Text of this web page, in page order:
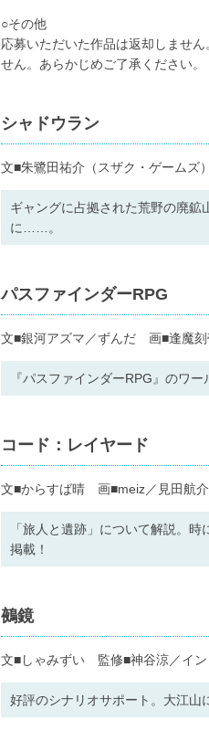
○その他
応募いただいた作品は返却しませ
せん。あらかじめご了承ください。
シャドウラン
文■朱鷺田祐介（スザク・ゲームズ
ギャングに占拠された荒野の廃鉱
に……。
パスファインダーRPG
文■銀河アズマ／ずんだ 画■逢魔刻
『パスファインダーRPG』のワ
コード：レイヤード
文■からすば晴 画■meiz／見田航介
「旅人と遺跡」について解説。
掲載！
鵺鏡
文■しゃみずい 監修■神谷涼／イ
好評のシナリオサポート。大江山